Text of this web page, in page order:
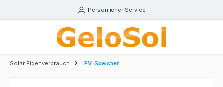
Zum Hauptinhalt springen Persönlicher Service
Solar Eigenverbrauch PV-Speicher